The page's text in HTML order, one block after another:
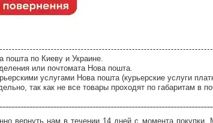
пошта по Киеву и Украине.
или почтомата Нова пошта.
услугами Нова пошта (курьерские услуги
так как не все товары проходят по габаритам в
вернуть нам в течении 14 дней с момента